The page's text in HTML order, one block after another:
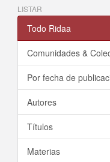
LISTAR
Todo Ridaa
Comunidades &
Por fecha de
Autores
Títulos
Materias